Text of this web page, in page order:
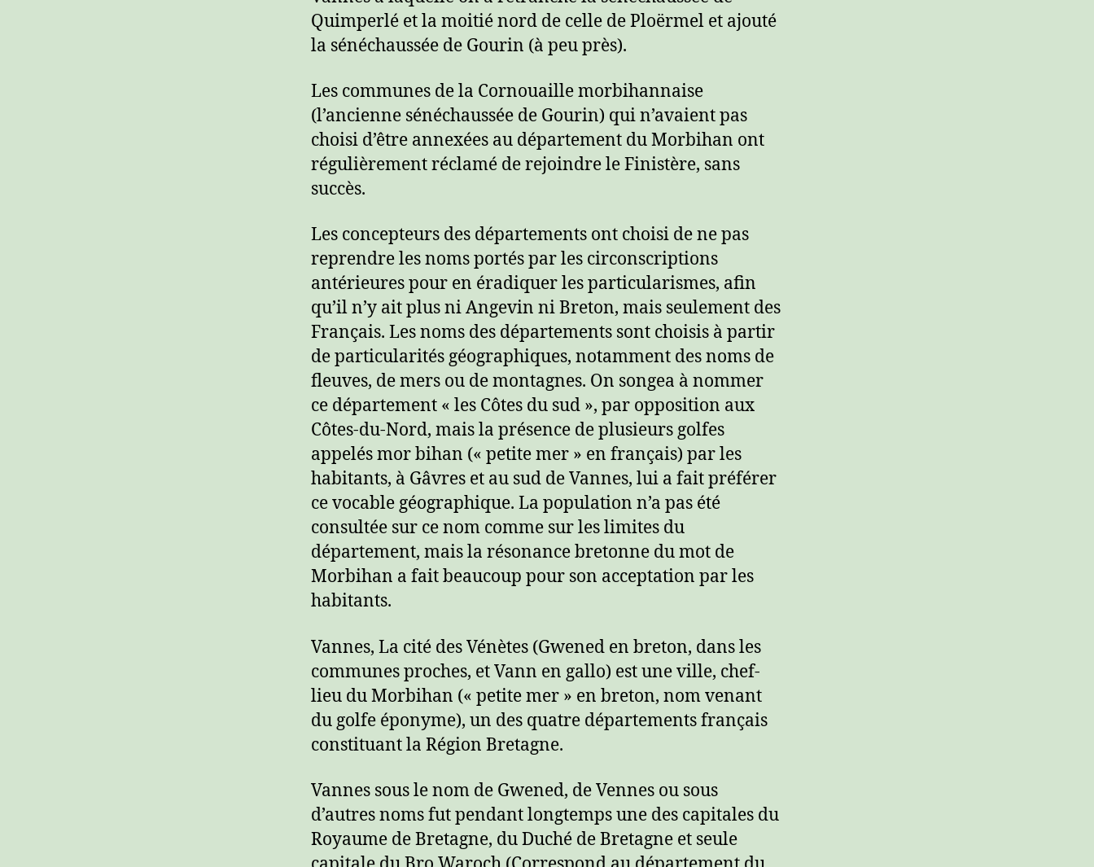
Quimperlé et la moitié nord de celle de Ploërmel et ajouté
la sénéchaussée de Gourin (à peu près).
Les communes de la Cornouaille morbihannaise
(l’ancienne sénéchaussée de Gourin) qui n’avaient pas
choisi d’être annexées au département du Morbihan ont
régulièrement réclamé de rejoindre le Finistère, sans
succès.
Les concepteurs des départements ont choisi de ne pas
reprendre les noms portés par les circonscriptions
antérieures pour en éradiquer les particularismes, afin
qu’il n’y ait plus ni Angevin ni Breton, mais seulement des
Français. Les noms des départements sont choisis à partir
de particularités géographiques, notamment des noms de
fleuves, de mers ou de montagnes. On songea à nommer
ce département « les Côtes du sud », par opposition aux
Côtes-du-Nord, mais la présence de plusieurs golfes
appelés mor bihan (« petite mer » en français) par les
habitants, à Gâvres et au sud de Vannes, lui a fait préférer
ce vocable géographique. La population n’a pas été
consultée sur ce nom comme sur les limites du
département, mais la résonance bretonne du mot de
Morbihan a fait beaucoup pour son acceptation par les
habitants.
Vannes, La cité des Vénètes (Gwened en breton, dans les
communes proches, et Vann en gallo) est une ville, chef-
lieu du Morbihan (« petite mer » en breton, nom venant
du golfe éponyme), un des quatre départements français
constituant la Région Bretagne.
Vannes sous le nom de Gwened, de Vennes ou sous
d’autres noms fut pendant longtemps une des capitales du
Royaume de Bretagne, du Duché de Bretagne et seule